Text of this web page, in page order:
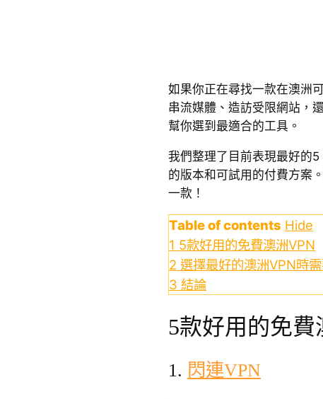
如果你正在尋找一款在澳洲
串流媒體、造訪受限網站，
幫你選到最適合的工具。
我們整理了目前表現最好的
的版本和可試用的付費方案
一款！
Table of contents Hide
1 5款好用的免費澳洲VPN
2 選擇最好的澳洲VPN時
3 結論
5款好用的免費
1. 閃連VPN